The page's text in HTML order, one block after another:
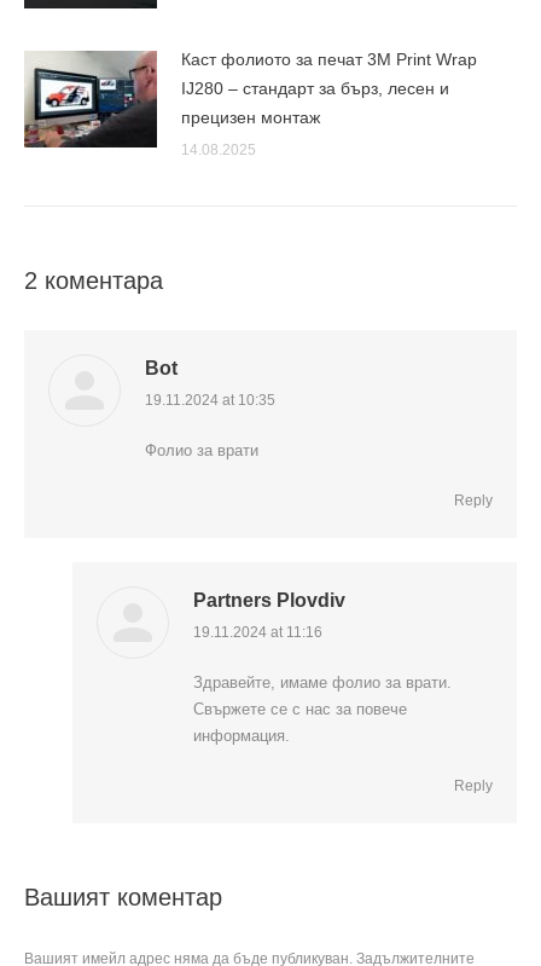
Каст фолиото за печат 3M Print Wrap
IJ280 – стандарт за бърз, лесен и
прецизен монтаж
14.08.2025
2 коментара
Bot
says:
19.11.2024 at 10:35
Фолио за врати
Reply
Partners Plovdiv
says:
19.11.2024 at 11:16
Здравейте, имаме фолио за врати.
Свържете се с нас за повече
информация.
Reply
Вашият коментар
Вашият имейл адрес няма да бъде публикуван. Задължителните